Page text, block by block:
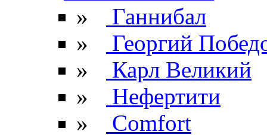
»
Ганнибал
»
Георгий
»
Карл Великий
»
Нефертити
»
Comfort